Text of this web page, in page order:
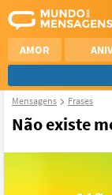
AMOR
Mensagens Frases
Não existe